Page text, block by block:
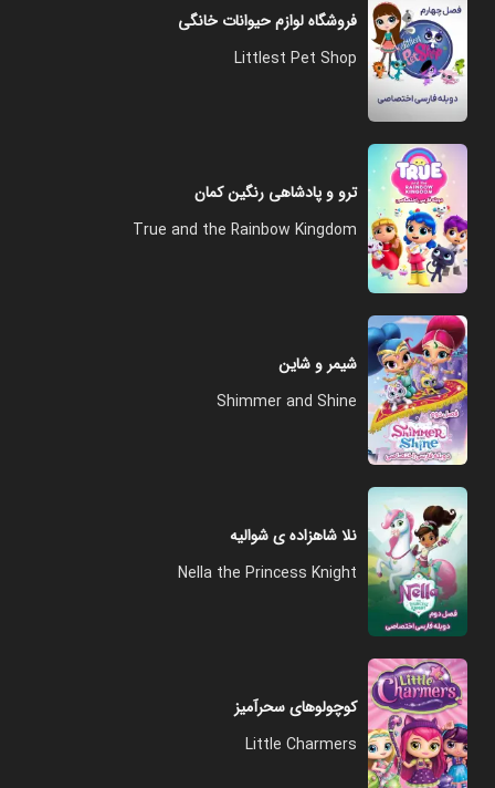
فروشگاه لوازم حیوانات خانگی
Littlest Pet Shop
ترو و پادشاهی رنگین کمان
True and the Rainbow Kingdom
شیمر و شاین
Shimmer and Shine
نلا شاهزاده ی شوالیه
Nella the Princess Knight
کوچولوهای سحرآمیز
Little Charmers